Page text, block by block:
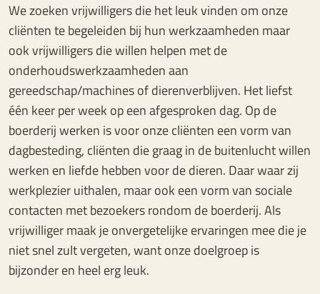
We zoeken vrijwilligers die het leuk vinden om onze
cliënten te begeleiden bij hun werkzaamheden maar
ook vrijwilligers die willen helpen met de
onderhoudswerkzaamheden aan
gereedschap/machines of dierenverblijven. Het liefst
één keer per week op een afgesproken dag. Op de
boerderij werken is voor onze cliënten een vorm van
dagbesteding, cliënten die graag in de buitenlucht willen
werken en liefde hebben voor de dieren. Daar waar zij
werkplezier uithalen, maar ook een vorm van sociale
contacten met bezoekers rondom de boerderij. Als
vrijwilliger maak je onvergetelijke ervaringen mee die je
niet snel zult vergeten, want onze doelgroep is
bijzonder en heel erg leuk.